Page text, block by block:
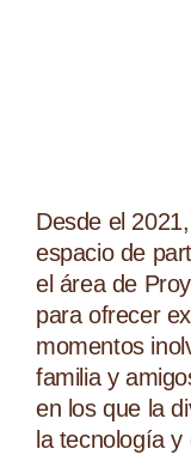
Desde el
espacio de
el área de
para ofrecer
momentos
familia y
en los que la
la tecnología